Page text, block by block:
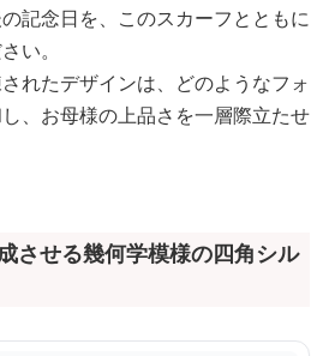
記念日を、このスカーフとともに
い。
れたデザインは、どのようなフォ
、お母様の上品さを一層際立たせ
させる幾何学模様の四角シル